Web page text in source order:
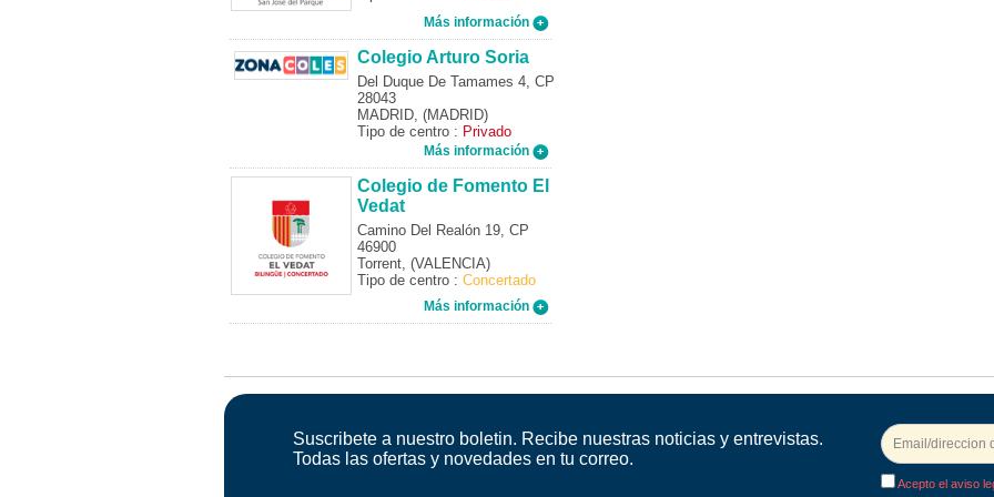
Más información
Colegio Arturo Soria
Del Duque De Tamames 4, CP
28043
MADRID, (MADRID)
Tipo de centro : Privado
Más información
Colegio de Fomento El
Vedat
Camino Del Realón 19, CP
46900
Torrent, (VALENCIA)
Tipo de centro : Concertado
Más información
Suscribete a nuestro boletin. Recibe nuestras noticias y entrevistas.
Todas las ofertas y novedades en tu correo.
Acepto el aviso